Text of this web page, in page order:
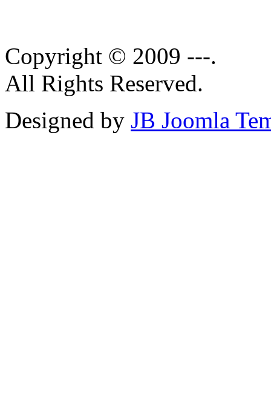
Copyright © 2009 ---.
All Rights Reserved.
Designed by JB Joomla